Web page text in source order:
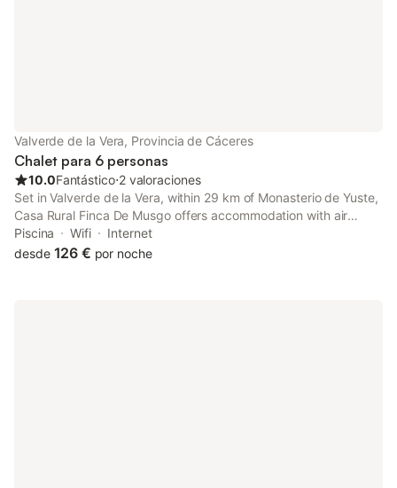
Valverde de la Vera, Provincia de Cáceres
Chalet para 6 personas
10.0Fantástico⋅2 valoraciones
Set in Valverde de la Vera, within 29 km of Monasterio de Yuste,
Casa Rural Finca De Musgo offers accommodation with air
conditioning. Featuring mountain views, a garden and a private
pool, this villa also has free WiFi.
Piscina Wifi
Internet
desde 126 € por noche